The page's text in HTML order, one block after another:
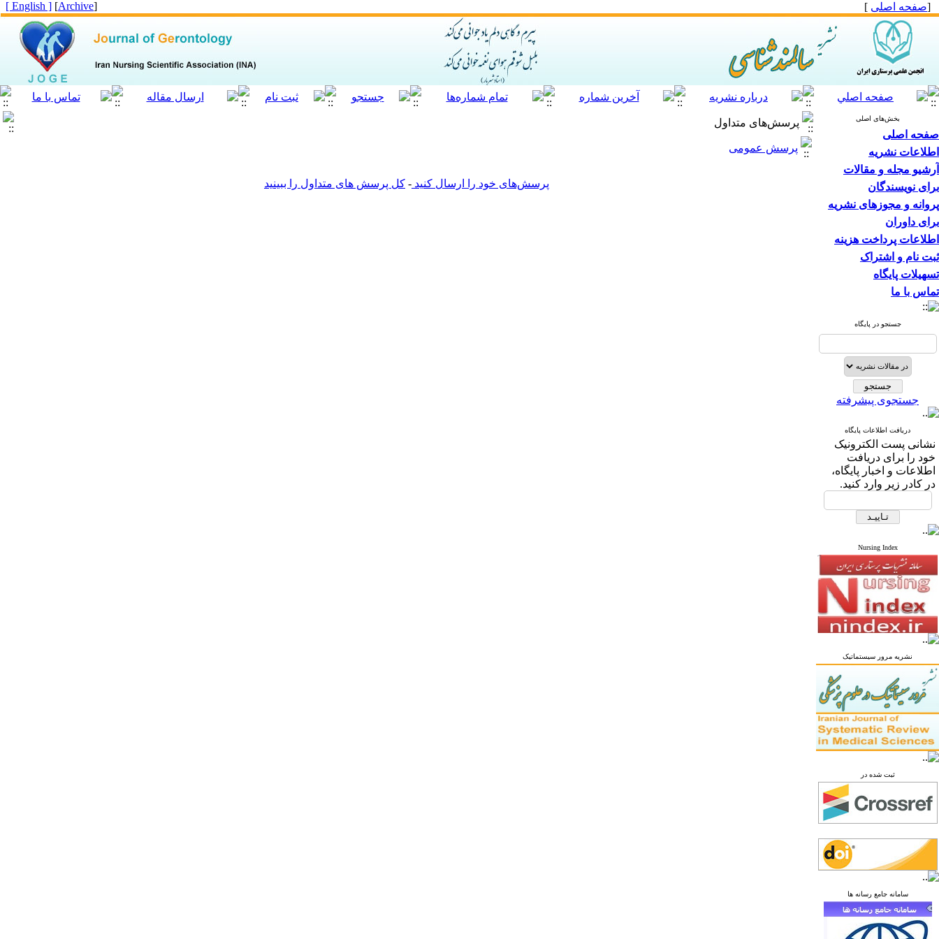
[صفحه اصلی ]
[
Archive
]
[ English ]
بخش‌های اصلی
صفحه اصلی
اطلاعات نشریه
آرشیو مجله و مقالات
برای نویسندگان
پروانه و مجوزهای نشریه
برای داوران
اطلاعات پرداخت هزینه
ثبت نام و اشتراک
تسهیلات پایگاه
تماس با ما
جستجو در پایگاه
جستجوی پیشرفته
دریافت اطلاعات پایگاه
نشانی پست الکترونیک
خود را برای دریافت
اطلاعات و اخبار پایگاه،
در کادر زیر وارد کنید.
Nursing Index
نشریه مرور سیستماتیک
ثبت شده در
سامانه جامع رسانه ها
پرسش‌های متداول
پرسش عمومی
پرسش‌های خود را ارسال کنید - کل پرسش های متداول را ببینید